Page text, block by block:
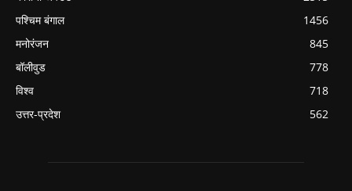
पश्चिम बंगाल
1456
मनोरंजन
845
बॉलीवुड
778
विश्व
718
उत्तर-प्रदेश
562